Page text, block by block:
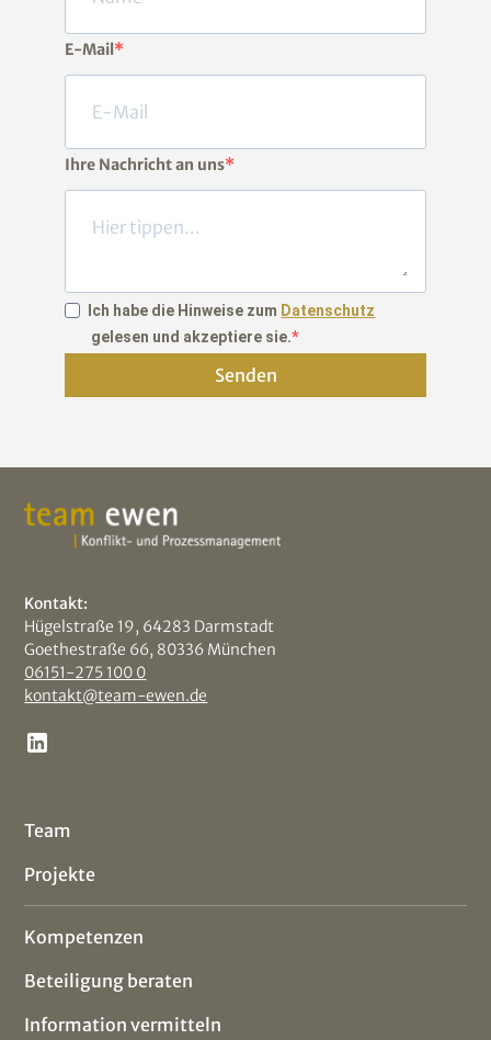
E-Mail
Ihre Nachricht an uns
Ich habe die Hinweise zum Datenschutz
gelesen und akzeptiere sie.
Senden
Kontakt:
Hügelstraße 19, 64283 Darmstadt
Goethestraße 66, 80336 München
06151-275 100 0
kontakt@team-ewen.de
Team
Projekte
Kompetenzen
Beteiligung beraten
Information vermitteln